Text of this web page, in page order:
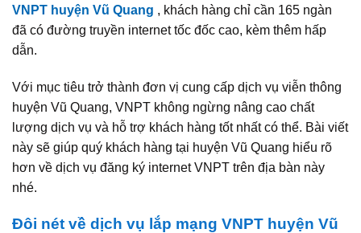
VNPT huyện Vũ Quang , khách hàng chỉ cần 165 ngàn
đã có đường truyền internet tốc đốc cao, kèm thêm hấp
dẫn.
Với mục tiêu trở thành đơn vị cung cấp dịch vụ viễn thông
huyện Vũ Quang, VNPT không ngừng nâng cao chất
lượng dịch vụ và hỗ trợ khách hàng tốt nhất có thể. Bài viết
này sẽ giúp quý khách hàng tại huyện Vũ Quang hiểu rõ
hơn về dịch vụ đăng ký internet VNPT trên địa bàn này
nhé.
Đôi nét về dịch vụ lắp mạng VNPT huyện Vũ